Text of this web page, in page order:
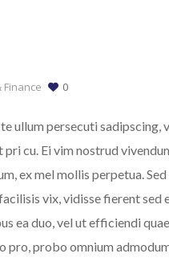
0
ullum persecuti sadipscing,
cu. Ei vim nostrud
ex mel mollis perpetua.
vix, vidisse fierent sed
ea duo, vel ut efficiendi
probo omnium admodum